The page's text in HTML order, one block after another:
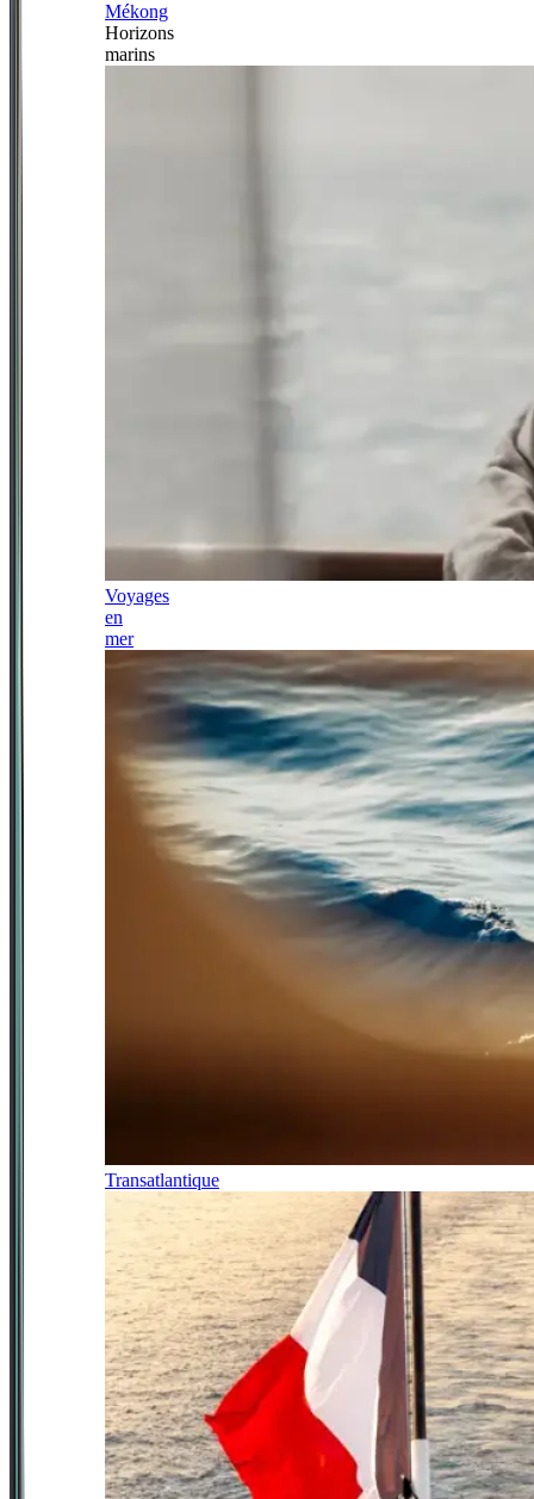
Mékong
Horizons
marins
Voyages
en
mer
Transatlantique